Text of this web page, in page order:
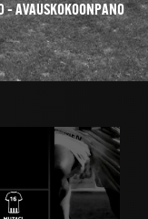
– AVAUSKOKOONPANO